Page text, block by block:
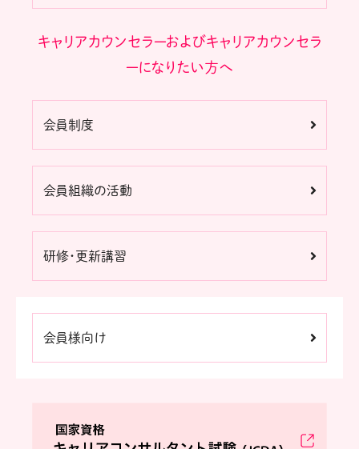
キャリアカウンセラーおよびキャリアカウンセラ
ーになりたい方へ
会員制度
会員組織の活動
研修・更新講習
会員様向け